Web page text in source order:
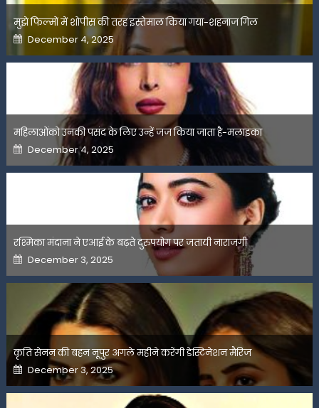
मुझे फिल्मों में शोपीस की तरह इस्तेमाल किया गया-शहनाज गिल
Posted
on
December 4, 2025
महिलाओंको उनकी पसंद के लिए उन्हें जज किया जाता है-मलाइका
Posted
on
December 4, 2025
रश्मिका मंदाना ने एआई के बढ़ते दुरुपयोग पर जतायी नाराजगी
Posted
on
December 3, 2025
कृति सेनन की बहन नूपुर अगले महीने करेंगी डेस्टिनेशन मैरिज
Posted
on
December 3, 2025